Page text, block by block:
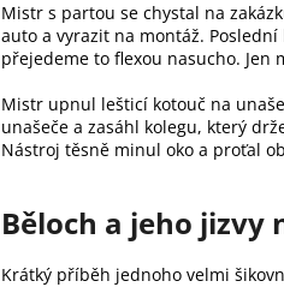
Mistr s partou se chystal na
auto a vyrazit na montáž.
přejedeme to flexou nasucho. Jen
Mistr upnul lešticí kotouč na
unašeče a zasáhl kolegu, který
Nástroj těsně minul oko a proťal
Běloch a jeho jizvy
Krátký příběh jednoho velmi